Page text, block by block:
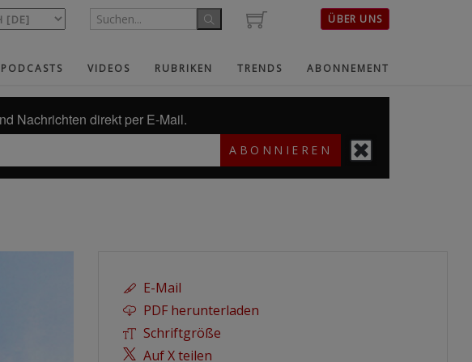
ÜBER UNS
PODCASTS VIDEOS RUBRIKEN TRENDS ABONNEMENT
Nachrichten direkt per E-Mail.
ABONNIEREN
E-Mail
PDF herunterladen
Schriftgröße
Auf X teilen